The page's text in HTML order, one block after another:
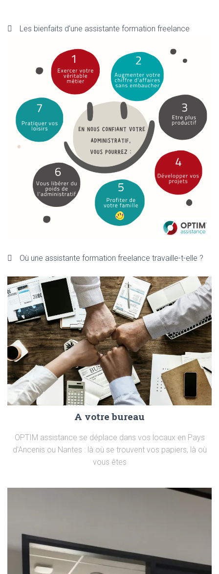
Les bienfaits d'une assistante formation freelance
Où une assistante formation freelance travaille-t-elle ?
A votre bureau
OPTIM assistance se déplace dans vos locaux en Pays
d'Ancenis ou Nantes : là où se trouvent vos papiers, là où
vous êtes